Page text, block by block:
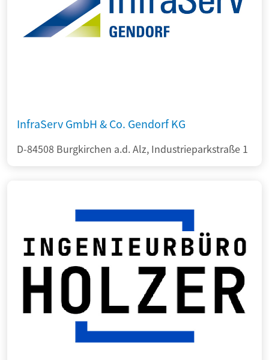
InfraServ GmbH & Co. Gendorf KG
D-84508 Burgkirchen a.d. Alz, Industrieparkstraße 1